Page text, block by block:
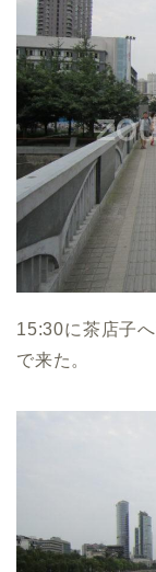
15:30に茶店子
で来た。